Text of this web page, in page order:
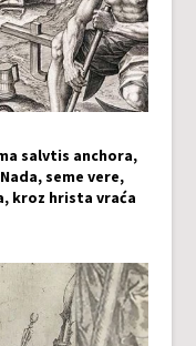
salvtis anchora,
seme vere,
kroz hrista vraća